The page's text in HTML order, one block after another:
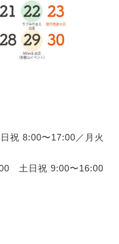
祝 8:00〜17:00／月火
土日祝 9:00〜16:00